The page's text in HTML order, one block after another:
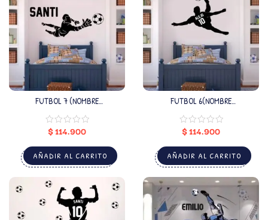
FUTBOL 7 (NOMBRE
$114.900
AÑADIR AL CARRITO
FUTBOL 6(NOMBRE
$114.900
AÑADIR AL CARRITO